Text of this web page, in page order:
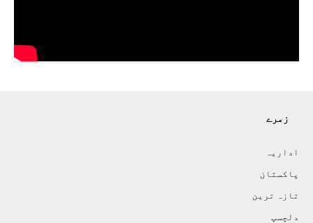
زمرے
اداريہ
پاکستان
تازہ ترين
دلچسپ